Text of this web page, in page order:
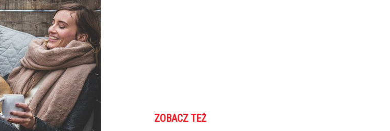
ZOBACZ TEŻ